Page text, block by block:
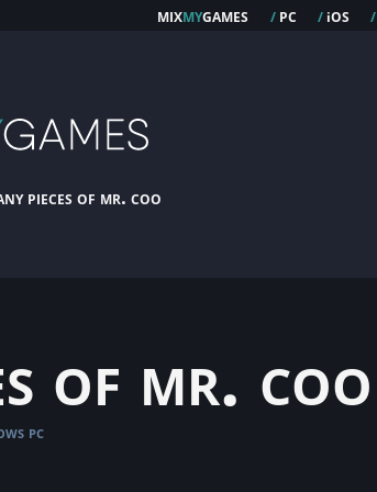
mixmygames / pc / ios /
pieces of mr. coo
of mr. coo
pc